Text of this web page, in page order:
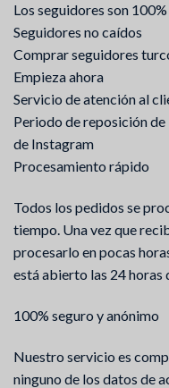
Los seguidores son
Seguidores no caídos
Comprar seguidores
Empieza ahora
Servicio de atención al
Periodo de reposición
de Instagram
Procesamiento rápido
Todos los pedidos se
tiempo. Una vez que
procesarlo en pocas
está abierto las 24 horas
100% seguro y anónimo
Nuestro servicio es
ninguno de los datos de